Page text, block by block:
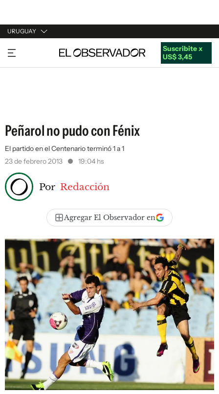
URUGUAY
URUGUAY
ARGENTINA
Suscribite x
US$ 3,45
Peñarol no pudo con Fénix
El partido en el Centenario terminó 1 a 1
23 de febrero 2013
19:04 hs
Por Redacción
Agregar El Observador en